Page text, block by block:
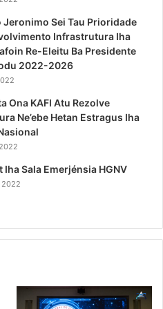
Jeronimo Sei Tau Prioridade
Infrastrutura Iha
Re-Eleitu Ba Presidente
2022-2026
Ona KAFI Atu Rezolve
Ne’ebe Hetan Estragus Iha
Iha Sala Emerjénsia HGNV
2022